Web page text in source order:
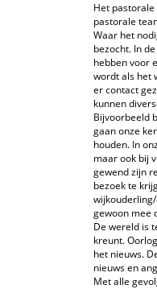
Het
pastorale
Waar het
bezocht. In
hebben voor
wordt als het
er contact
kunnen
Bijvoorbeeld
gaan onze
houden. In
maar ook bij
gewend zijn
bezoek te
gewoon mee
De wereld is
kreunt.
het nieuws.
nieuws en
Met alle